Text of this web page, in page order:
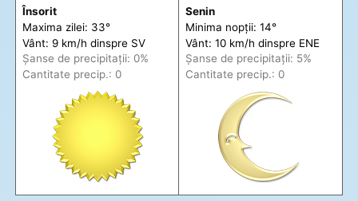
Însorit
Maxima zilei: 33°
Vânt: 9 km/h dinspre SV
Șanse de precipitații: 0%
Cantitate precip.: 0
Senin
Minima nopții: 14°
Vânt: 10 km/h dinspre ENE
Șanse de precipitații: 5%
Cantitate precip.: 0